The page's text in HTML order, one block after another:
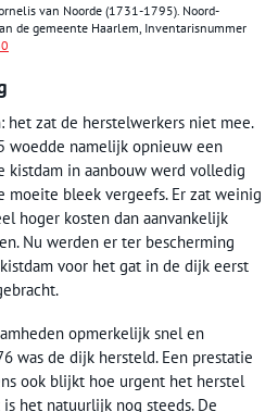
van Noorde (1731-1795). Noord-
de gemeente Haarlem, Inventarisnummer
het zat de herstelwerkers niet mee.
woedde namelijk opnieuw een
kistdam in aanbouw werd volledig
moeite bleek vergeefs. Er zat weinig
hoger kosten dan aanvankelijk
Nu werden er ter bescherming
voor het gat in de dijk eerst
opmerkelijk snel en
was de dijk hersteld. Een prestatie
ook blijkt hoe urgent het herstel
het natuurlijk nog steeds. De